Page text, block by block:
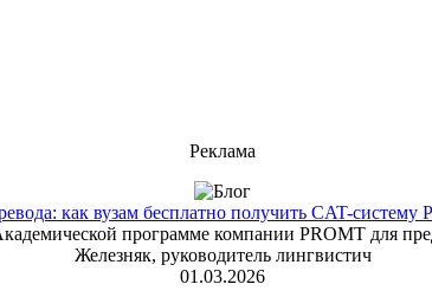
Реклама
как вузам бесплатно получить CAT-систему
программе компании PROMT для
Железняк, руководитель лингвистич
01.03.2026